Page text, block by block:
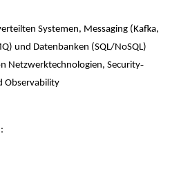
Systemen, Messaging (Kafka,
und Datenbanken (SQL/NoSQL)
Netzwerktechnologien, Security-
Observability